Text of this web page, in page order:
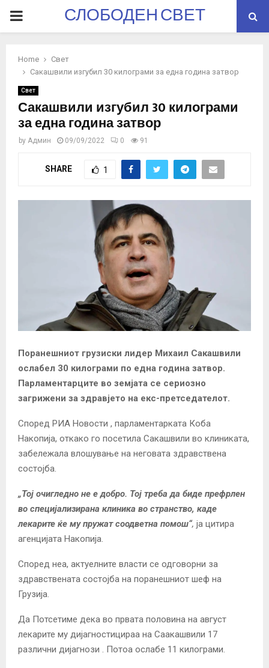
PRIMARYСЛОБОДЕН СВЕТ
Home
Свет
Сакашвили изгубил 30 килограми за една година затвор
Свет
Сакашвили изгубил 30 килограми
за една година затвор
by Админ 09/09/2022 0 91
SHARE 1
Поранешниот грузиски лидер Михаил Сакашвили
ослабел 30 килограми по една година затвор.
Парламентарците во земјата се сериозно
загрижени за здравјето на екс-претседателот.
Според РИА Новости , парламентарката Коба
Накопија, откако го посетила Сакашвили во клиниката,
забележала влошување на неговата здравствена
состојба.
„Тој очигледно не е добро. Тој треба да биде префрлен
во специјализирана клиника во странство, каде
лекарите ќе му пружат соодветна помош“, ја цитира
агенцијата Накопија.
Според неа, актуелните власти се одговорни за
здравствената состојба на поранешниот шеф на
Грузија.
Да Потсетиме дека во првата половина на август
лекарите му дијагностицираа на Саакашвили 17
различни дијагнози . Потоа ослабе 11 килограми.